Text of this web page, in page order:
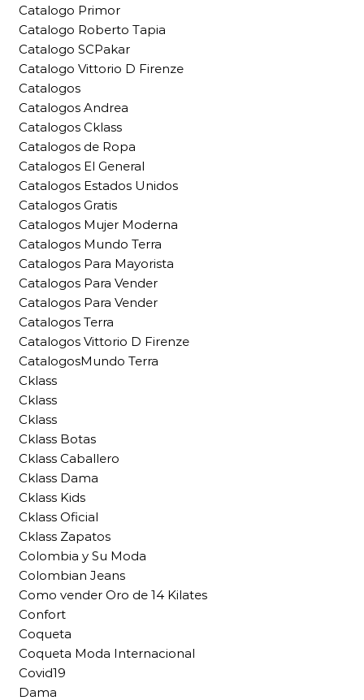
Catalogo Primor
Catalogo Roberto Tapia
Catalogo SCPakar
Catalogo Vittorio D Firenze
Catalogos
Catalogos Andrea
Catalogos Cklass
Catalogos de Ropa
Catalogos El General
Catalogos Estados Unidos
Catalogos Gratis
Catalogos Mujer Moderna
Catalogos Mundo Terra
Catalogos Para Mayorista
Catalogos Para Vender
Catalogos Para Vender
Catalogos Terra
Catalogos Vittorio D Firenze
CatalogosMundo Terra
Cklass
Cklass
Cklass
Cklass Botas
Cklass Caballero
Cklass Dama
Cklass Kids
Cklass Oficial
Cklass Zapatos
Colombia y Su Moda
Colombian Jeans
Como vender Oro de 14 Kilates
Confort
Coqueta
Coqueta Moda Internacional
Covid19
Dama